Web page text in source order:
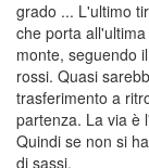
grado ... L'ultimo
che porta
monte, seguendo
rossi. Quasi
trasferimento a
partenza. La via è
Quindi se non si
di sassi.